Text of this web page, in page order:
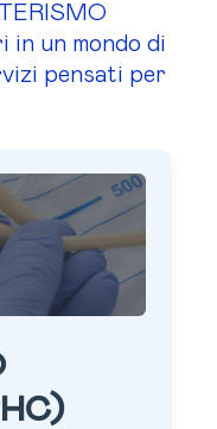
in un mondo di
pensati per